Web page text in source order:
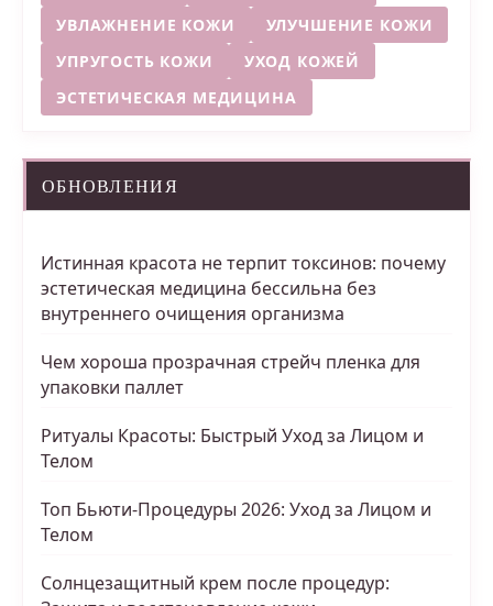
УВЛАЖНЕНИЕ КОЖИ
УЛУЧШЕНИЕ КОЖИ
УПРУГОСТЬ КОЖИ
УХОД КОЖЕЙ
ЭСТЕТИЧЕСКАЯ МЕДИЦИНА
ОБНОВЛЕНИЯ
Истинная красота не терпит токсинов: почему
эстетическая медицина бессильна без
внутреннего очищения организма
Чем хороша прозрачная стрейч пленка для
упаковки паллет
Ритуалы Красоты: Быстрый Уход за Лицом и
Телом
Топ Бьюти-Процедуры 2026: Уход за Лицом и
Телом
Солнцезащитный крем после процедур: